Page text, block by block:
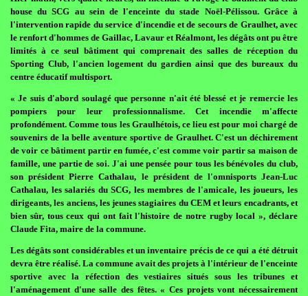
house du SCG au sein de l'enceinte du stade Noël-Pélissou. Grâce à
l'intervention rapide du service d'incendie et de secours de Graulhet, avec
le renfort d'hommes de Gaillac, Lavaur et Réalmont, les dégâts ont pu être
limités à ce seul bâtiment qui comprenait des salles de réception du
Sporting Club, l'ancien logement du gardien ainsi que des bureaux du
centre éducatif multisport.
« Je suis d'abord soulagé que personne n'ait été blessé et je remercie les
pompiers pour leur professionnalisme. Cet incendie m'affecte
profondément. Comme tous les Graulhétois, ce lieu est pour moi chargé de
souvenirs de la belle aventure sportive de Graulhet. C'est un déchirement
de voir ce bâtiment partir en fumée, c'est comme voir partir sa maison de
famille, une partie de soi. J'ai une pensée pour tous les bénévoles du club,
son président Pierre Cathalau, le président de l'omnisports Jean-Luc
Cathalau, les salariés du SCG, les membres de l'amicale, les joueurs, les
dirigeants, les anciens, les jeunes stagiaires du CEM et leurs encadrants, et
bien sûr, tous ceux qui ont fait l'histoire de notre rugby local », déclare
Claude Fita, maire de la commune.
Les dégâts sont considérables et un inventaire précis de ce qui a été détruit
devra être réalisé. La commune avait des projets à l'intérieur de l'enceinte
sportive avec la réfection des vestiaires situés sous les tribunes et
l'aménagement d'une salle des fêtes. « Ces projets vont nécessairement